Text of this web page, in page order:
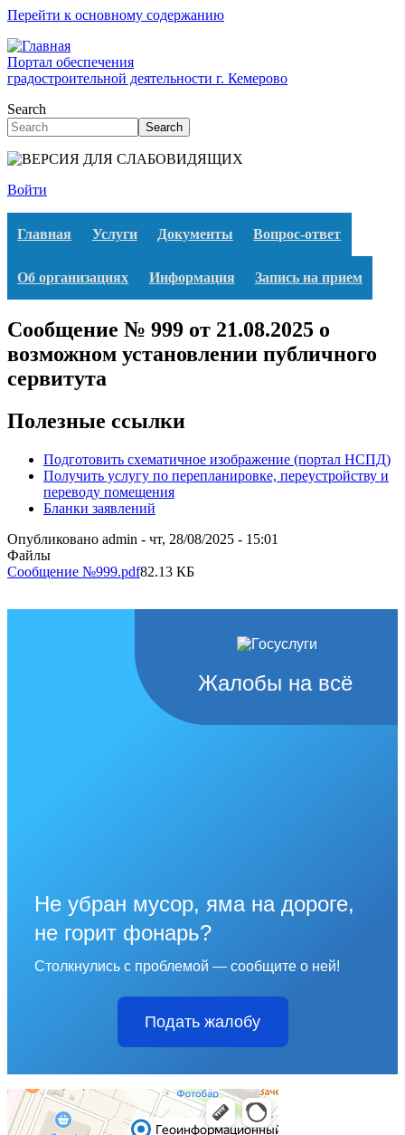
Перейти к основному содержанию
Портал обеспечения
градостроительной деятельности г. Кемерово
Search
Search
Войти
Главная Услуги Документы Вопрос-ответ
Об организациях Информация Запись на прием
Сообщение № 999 от 21.08.2025 о
возможном установлении публичного
сервитута
Полезные ссылки
Подготовить схематичное изображение (портал НСПД)
Получить услугу по перепланировке, переустройству и
переводу помещения
Бланки заявлений
Опубликовано admin - чт, 28/08/2025 - 15:01
Файлы
Сообщение №999.pdf82.13 КБ
Жалобы на всё
Не убран мусор, яма на дороге,
не горит фонарь?
Столкнулись с проблемой — сообщите о ней!
Подать жалобу